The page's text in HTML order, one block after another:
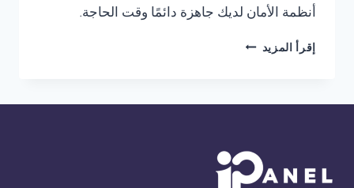
أنظمة الأمان لديك جاهزة دائمًا وقت الحاجة.
إقرأ المزيد توريد